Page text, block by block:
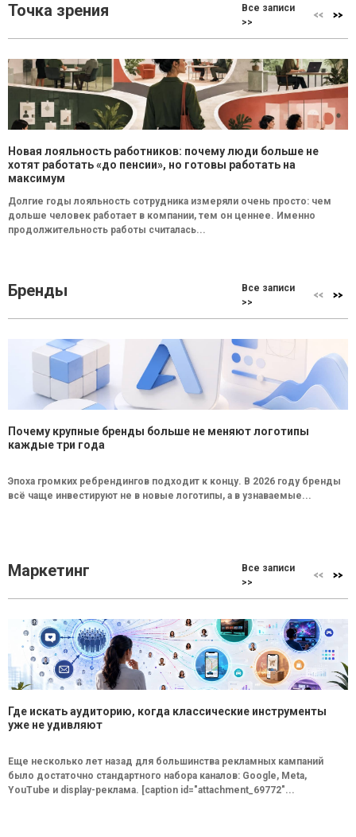
Точка зрения
Все записи
>>
Новая лояльность работников: почему люди больше не
хотят работать «до пенсии», но готовы работать на
максимум
Долгие годы лояльность сотрудника измеряли очень просто: чем
дольше человек работает в компании, тем он ценнее. Именно
продолжительность работы считалась...
Бренды
Все записи
>>
Почему крупные бренды больше не меняют логотипы
каждые три года
Эпоха громких ребрендингов подходит к концу. В 2026 году бренды
всё чаще инвестируют не в новые логотипы, а в узнаваемые...
Маркетинг
Все записи
>>
Где искать аудиторию, когда классические инструменты
уже не удивляют
Еще несколько лет назад для большинства рекламных кампаний
было достаточно стандартного набора каналов: Google, Meta,
YouTube и display-реклама. [caption id="attachment_69772"...